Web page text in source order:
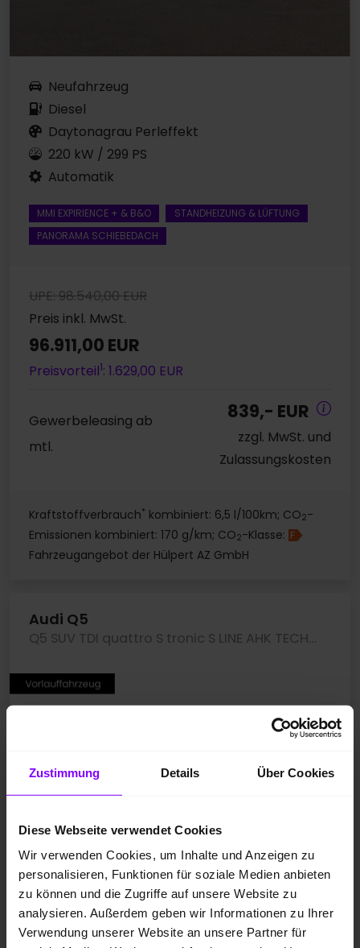
Zustimmung Details Über Cookies
Diese Webseite verwendet Cookies
Wir verwenden Cookies, um Inhalte und Anzeigen zu
personalisieren, Funktionen für soziale Medien anbieten
zu können und die Zugriffe auf unsere Website zu
analysieren. Außerdem geben wir Informationen zu Ihrer
Verwendung unserer Website an unsere Partner für
Neufahrzeug
Diesel
Daytonagrau Perleffekt
220 kW / 299 PS
Automatik
MMI EXPIRIENCE + & B&O
STANDHEIZUNG & LÜFTUNG
PANORAMA SCHIEBEDACH
UPE: 98.540,00 EUR
Preis inkl. MwSt.
96.911,00 EUR
Preisvorteil1: 1.629,00 EUR
Gewerbeleasing ab
mtl.
839,- EUR
zzgl. MwSt. und
Zulassungskosten
Kraftstoffverbrauch* kombiniert: 6,5 l/100km; CO2-
Emissionen kombiniert: 170 g/km; CO2-Klasse: F
Fahrzeugangebot der Hülpert AZ GmbH
Audi Q5
Q5 SUV TDI quattro S tronic S LINE AHK TECH LM21